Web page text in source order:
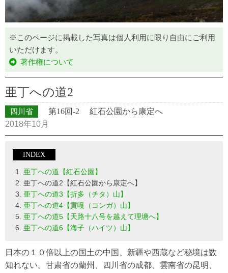
※このページに掲載した写真は個人利用に限り自由にご利用
いただけます。
著作権について
亜丁への道2
四川省 第16回-2
紅石公園から康定へ
2018年10月
INDEX
亜丁への道【紅石公園】
亜丁への道2【紅石公園から康定へ】
亜丁への道3【折多（チタ）山】
亜丁への道4【貢嘎（コンガ）山】
亜丁への道5【天路十八号を越えて理塘へ】
亜丁への道6【海子（ハイツ）山】
日本の１０倍以上の国土の中国、新疆や西蔵など秘境は数
知れない。甘粛省の蘭州、四川省の成都、雲南省の昆明、